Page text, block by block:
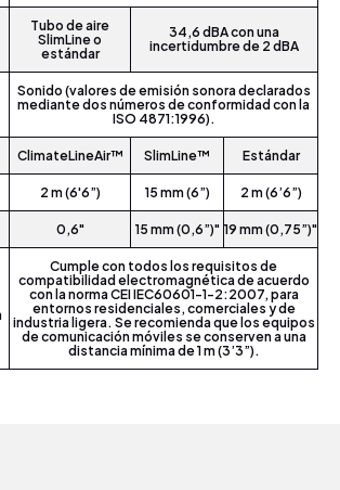
Tubo de aire
SlimLine o
estándar
34,6 dBA con una
incertidumbre de 2 dBA
Sonido (valores de emisión sonora declarados
mediante dos números de conformidad con la
ISO 4871:1996).
ClimateLineAir™ SlimLine™ Estándar
2 m (6'6”) 15 mm (6”) 2 m (6’6”)
0,6" 15 mm (0,6”)" 19 mm (0,75”)"
Cumple con todos los requisitos de
compatibilidad electromagnética de acuerdo
con la norma CEI IEC60601-1-2:2007, para
entornos residenciales, comerciales y de
industria ligera. Se recomienda que los equipos
de comunicación móviles se conserven a una
distancia mínima de 1 m (3’3”).